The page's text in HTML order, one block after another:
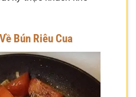
Bún Riêu Cua